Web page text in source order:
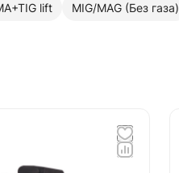
lift MIG/MAG (Без газа)